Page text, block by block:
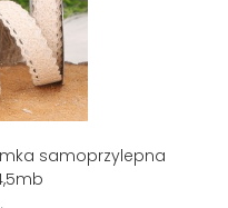
samoprzylepna